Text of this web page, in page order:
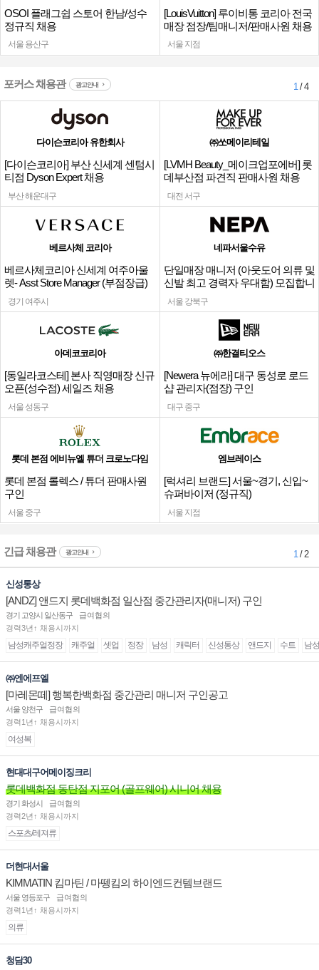
OSOI 플래그쉽 스토어 한남/성수
정규직 채용
서울 용산구
[LouisVuitton] 루이비통 코리아 전국
매장 점장/팀매니저/판매사원 채용
서울 지점
포커스 채용관 광고안내 1/ 4
다이슨코리아 유한회사
[다이슨코리아] 부산 신세계 센텀시
티점 Dyson Expert 채용
부산 해운대구
㈜쏘메이리테일
[LVMH Beauty_메이크업포에버] 롯
데부산점 파견직 판매사원 채용
대전 서구
베르사체 코리아
베르사체코리아 신세계 여주아울
렛- Asst Store Manager (부점장급)
채용
경기 여주시
네파서울수유
단일매장 매니저 (아웃도어 의류 및
신발 최고 경력자 우대함) 모집합니
다.
서울 강북구
아데코코리아
[동일라코스테] 본사 직영매장 신규
오픈(성수점) 세일즈 채용
서울 성동구
㈜한결티오스
[Newera 뉴에라] 대구 동성로 로드
샵 관리자(점장) 구인
대구 중구
롯데 본점 에비뉴엘 튜더 크로노다임
롯데 본점 롤렉스 / 튜더 판매사원
구인
서울 중구
엠브레이스
[럭셔리 브랜드] 서울~경기, 신입~
슈퍼바이저 (정규직)
서울 지점
긴급 채용관 광고안내 1/ 2
신성통상
[ANDZ] 앤드지 롯데백화점 일산점 중간관리자(매니저) 구인
경기 고양시 일산동구
급여협의
경력3년↑ 채용시까지
남성캐주얼정장 캐주얼 셋업 정장 남성 캐릭터 신성통상 앤드지 수트 남
㈜엔에프엘
[마레몬떼] 행복한백화점 중간관리 매니저 구인공고
서울 양천구
급여협의
경력1년↑ 채용시까지
여성복
현대대구어메이징크리
롯데백화점 동탄점 지포어 (골프웨어) 시니어 채용
경기 화성시
급여협의
경력2년↑ 채용시까지
스포츠/레져류
더현대서울
KIMMATIN 킴마틴 / 마뗑킴의 하이엔드컨템브랜드
서울 영등포구
급여협의
경력1년↑ 채용시까지
의류
청담30